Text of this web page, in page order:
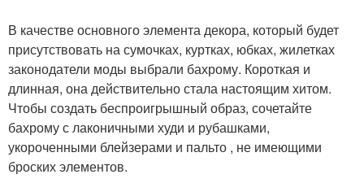
В качестве основного элемента декора, который будет
присутствовать на сумочках, куртках, юбках, жилетках
законодатели моды выбрали бахрому. Короткая и
длинная, она действительно стала настоящим хитом.
Чтобы создать беспроигрышный образ, сочетайте
бахрому с лаконичными худи и рубашками,
укороченными блейзерами и пальто , не имеющими
броских элементов.